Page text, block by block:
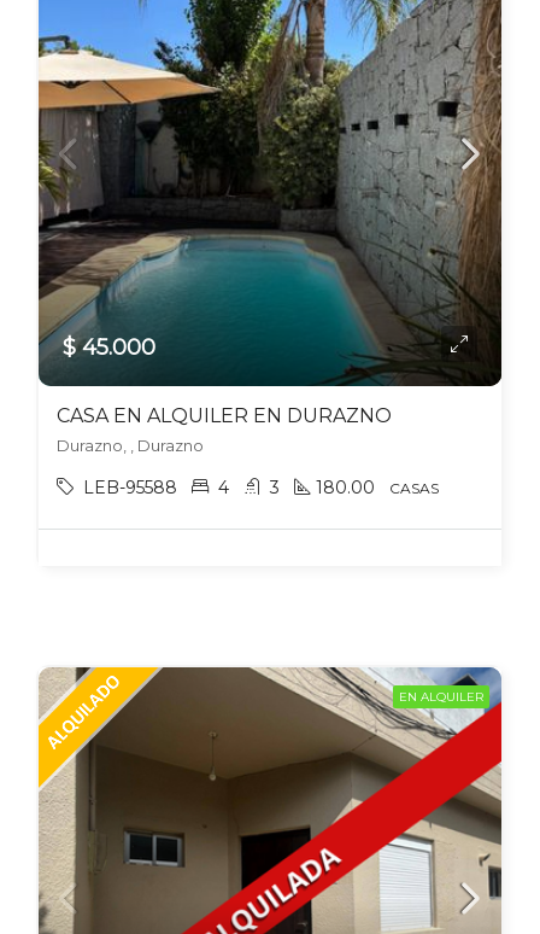
$ 45.000
CASA EN ALQUILER EN DURAZNO
Durazno, , Durazno
LEB-95588 4 3 180.00 CASAS
EN ALQUILER